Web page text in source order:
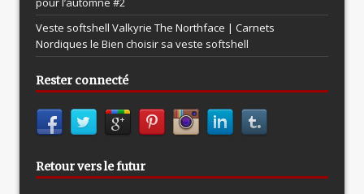
Veste softshell Valkyrie The Northface | Carnets
Nordiques le Bien choisir sa veste softshell
Rester connecté
Retour vers le futur